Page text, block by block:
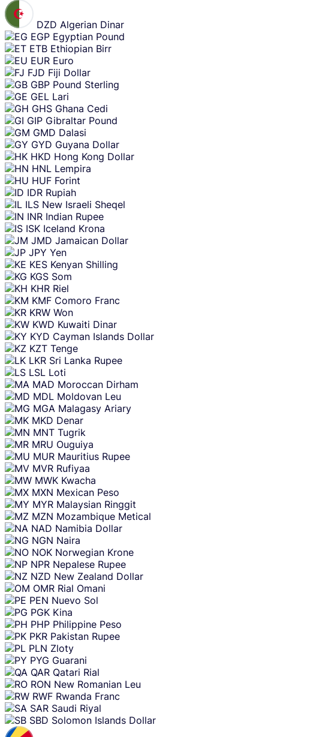
DZD Algerian Dinar
EGP Egyptian Pound
ETB Ethiopian Birr
EUR Euro
FJD Fiji Dollar
GBP Pound Sterling
GEL Lari
GHS Ghana Cedi
GIP Gibraltar Pound
GMD Dalasi
GYD Guyana Dollar
HKD Hong Kong Dollar
HNL Lempira
HUF Forint
IDR Rupiah
ILS New Israeli Sheqel
INR Indian Rupee
ISK Iceland Krona
JMD Jamaican Dollar
JPY Yen
KES Kenyan Shilling
KGS Som
KHR Riel
KMF Comoro Franc
KRW Won
KWD Kuwaiti Dinar
KYD Cayman Islands Dollar
KZT Tenge
LKR Sri Lanka Rupee
LSL Loti
MAD Moroccan Dirham
MDL Moldovan Leu
MGA Malagasy Ariary
MKD Denar
MNT Tugrik
MRU Ouguiya
MUR Mauritius Rupee
MVR Rufiyaa
MWK Kwacha
MXN Mexican Peso
MYR Malaysian Ringgit
MZN Mozambique Metical
NAD Namibia Dollar
NGN Naira
NOK Norwegian Krone
NPR Nepalese Rupee
NZD New Zealand Dollar
OMR Rial Omani
PEN Nuevo Sol
PGK Kina
PHP Philippine Peso
PKR Pakistan Rupee
PLN Zloty
PYG Guarani
QAR Qatari Rial
RON New Romanian Leu
RWF Rwanda Franc
SAR Saudi Riyal
SBD Solomon Islands Dollar